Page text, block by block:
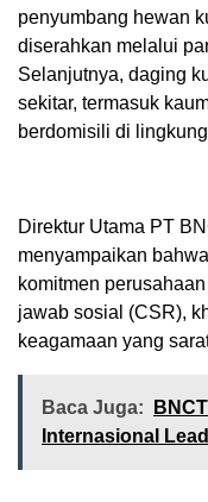
penyumbang hewan
diserahkan melalui
Selanjutnya, daging
sekitar, termasuk
berdomisili di
Direktur Utama PT
menyampaikan
komitmen
jawab sosial (CSR),
keagamaan yang
Baca Juga:
Internasional